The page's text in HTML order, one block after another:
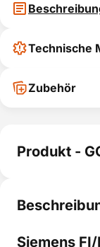
Technische
Zubehör
Produkt -
Siemens